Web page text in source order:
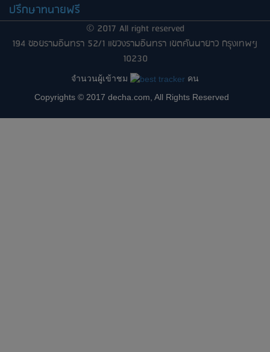
ปรึกษาทนายฟรี
© 2017 All right reserved
194 ซอยรามอินทรา 52/1 แขวงรามอินทรา เขตคันนายาว กรุงเทพฯ
10230
จำนวนผู้เข้าชม
คน
Copyrights © 2017 decha.com, All Rights Reserved